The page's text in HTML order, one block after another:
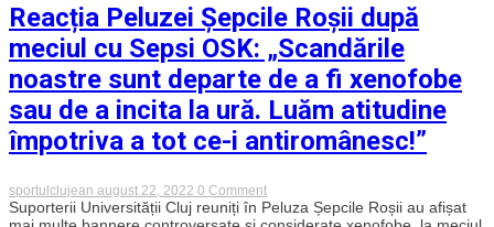
Reacția Peluzei Șepcile Roșii după
meciul cu Sepsi OSK: „Scandările
noastre sunt departe de a fi xenofobe
sau de a incita la ură. Luăm atitudine
împotriva a tot ce-i antiromânesc!”
sportulclujean august 22, 2022 0 Commenton
Reacția
Peluzei
Suporterii Universității Cluj reuniți în Peluza Șepcile Roșii au afișat